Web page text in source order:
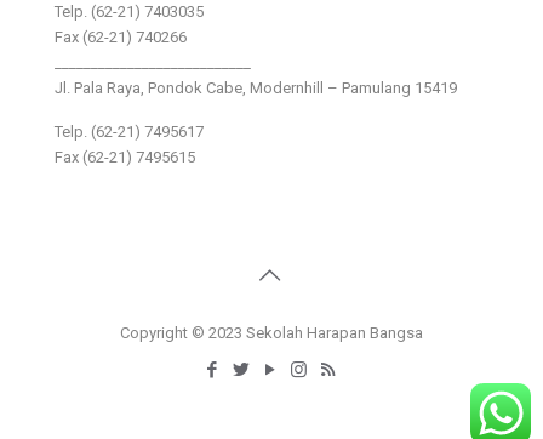
Telp. (62-21) 7403035
Fax (62-21) 740266
Jl. Pala Raya, Pondok Cabe, Modernhill – Pamulang 15419
Telp. (62-21) 7495617
Fax (62-21) 7495615
Copyright © 2023 Sekolah Harapan Bangsa